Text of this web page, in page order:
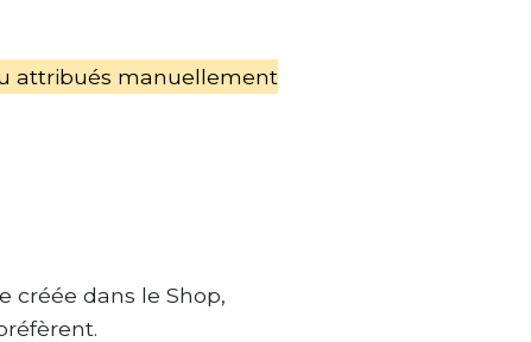
attribués manuellement
créée dans le Shop,